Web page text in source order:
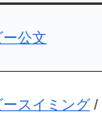
公文
ースイミング/